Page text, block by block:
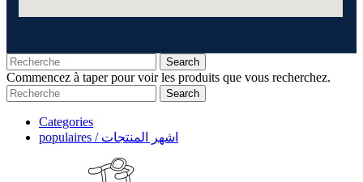
Search
Commencez à taper pour voir les produits que vous recherchez.
Search
Categories
populaires / اشهر المنتجات